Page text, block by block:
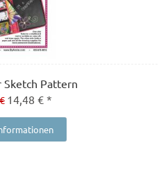
Sketch Pattern
14,48 € *